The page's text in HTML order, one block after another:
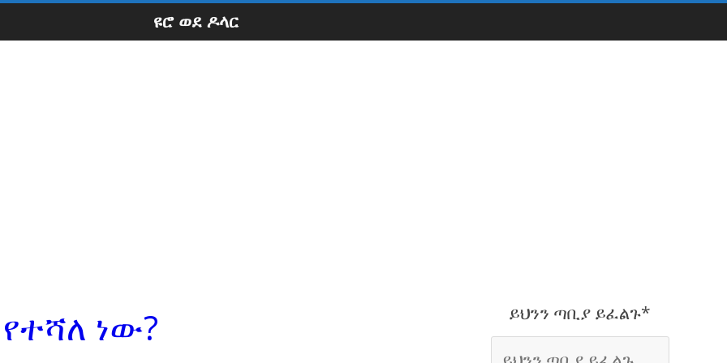
ዩሮ ወደ ዶላር
ነው? ይህንን ጣቢያ ይፈልጉ*